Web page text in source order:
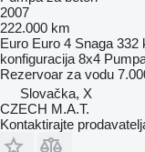
2007
222.000 km
Euro Euro 4 Snaga 332
konfiguracija 8x4
Rezervoar za vodu
Slovačka, X
CZECH M.A.T.
Kontaktirajte